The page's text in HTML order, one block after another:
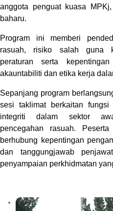
anggota penguat kuasa
baharu.
Program ini memberi
rasuah, risiko salah guna
peraturan serta
akauntabiliti dan etika kerja
Sepanjang program
sesi taklimat berkaitan
integriti dalam sektor
pencegahan rasuah.
berhubung kepentingan
dan tanggungjawab
penyampaian perkhidmatan